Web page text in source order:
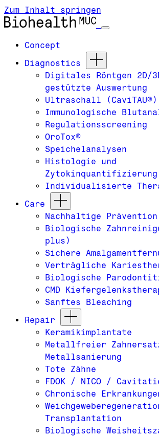
Zum Inhalt springen
Concept
Diagnostics
Digitales Röntgen 2D/
gestützte Auswertung
Ultraschall (CaviTAU®)
Immunologische
Regulationsscreening
OroTox®
Speichelanalysen
Histologie und
Zytokinquantifizierung
Individualisierte
Care
Nachhaltige Prävention
Biologische
plus)
Sichere
Verträgliche
Biologische
CMD
Sanftes Bleaching
Repair
Keramikimplantate
Metallfreier
Metallsanierung
Tote Zähne
FDOK / NICO /
Chronische
Transplantation
Biologische